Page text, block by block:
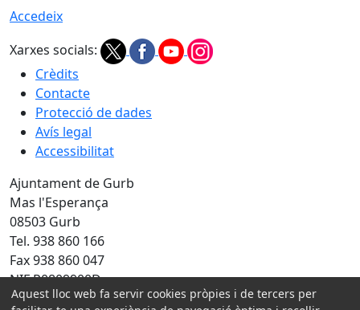
Accedeix
Xarxes socials:
Crèdits
Contacte
Protecció de dades
Avís legal
Accessibilitat
Ajuntament de Gurb
Mas l'Esperança
08503 Gurb
Tel. 938 860 166
Fax 938 860 047
NIF P0809900D
Aquest lloc web fa servir cookies pròpies i de tercers per